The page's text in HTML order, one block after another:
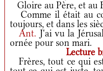
Gloire au Père, et au
Comme il était au
toujours, et dans les
Ant. J'ai vu la
ornée pour son mari.
Lecture
Frères, tout ce qui